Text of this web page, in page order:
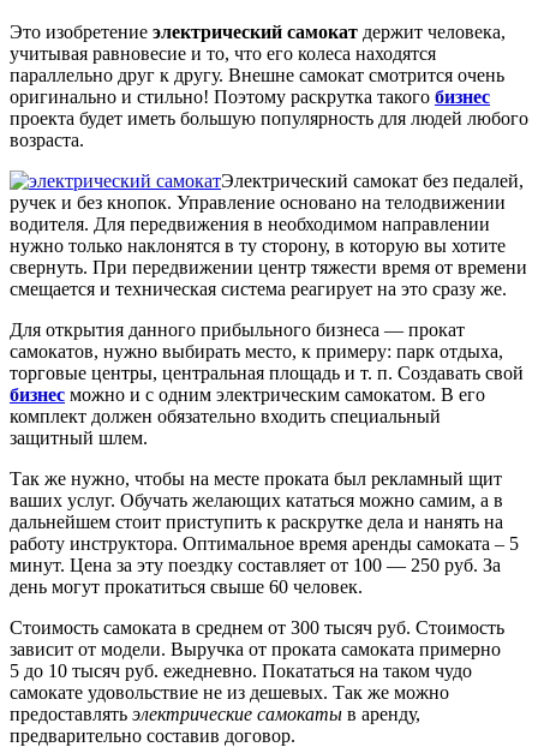
Это изобретение электрический самокат держит человека,
учитывая равновесие и то, что его колеса находятся
параллельно друг к другу. Внешне самокат смотрится очень
оригинально и стильно! Поэтому раскрутка такого бизнес
проекта будет иметь большую популярность для людей любого
возраста.
Электрический самокат без педалей,
ручек и без кнопок. Управление основано на телодвижении
водителя. Для передвижения в необходимом направлении
нужно только наклонятся в ту сторону, в которую вы хотите
свернуть. При передвижении центр тяжести время от времени
смещается и техническая система реагирует на это сразу же.
Для открытия данного прибыльного бизнеса — прокат
самокатов, нужно выбирать место, к примеру: парк отдыха,
торговые центры, центральная площадь и т. п. Создавать свой
бизнес можно и с одним электрическим самокатом. В его
комплект должен обязательно входить специальный
защитный шлем.
Так же нужно, чтобы на месте проката был рекламный щит
ваших услуг. Обучать желающих кататься можно самим, а в
дальнейшем стоит приступить к раскрутке дела и нанять на
работу инструктора. Оптимальное время аренды самоката – 5
минут. Цена за эту поездку составляет от 100 — 250 руб. За
день могут прокатиться свыше 60 человек.
Стоимость самоката в среднем от 300 тысяч руб. Стоимость
зависит от модели. Выручка от проката самоката примерно
5 до 10 тысяч руб. ежедневно. Покататься на таком чудо
самокате удовольствие не из дешевых. Так же можно
предоставлять электрические самокаты в аренду,
предварительно составив договор.